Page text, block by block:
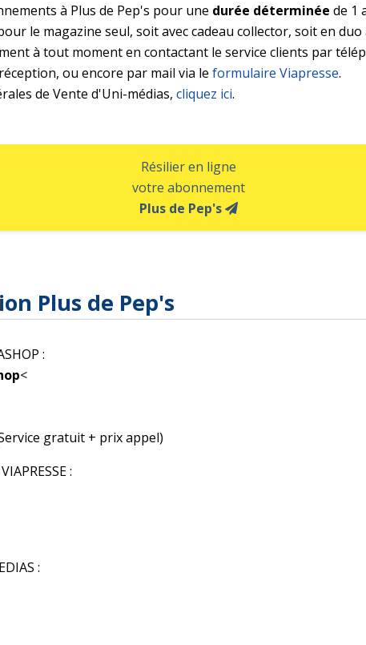
à Plus de Pep's pour une durée déterminée de 1
le magazine seul, soit avec cadeau collector, soit en
à tout moment en contactant le service clients par
ou encore par mail via le formulaire Viapresse.
de Vente d'Uni-médias, cliquez ici.
Résilier en ligne
votre abonnement
Plus de Pep's
Plus de Pep's
:
<
gratuit + prix appel)
:
: